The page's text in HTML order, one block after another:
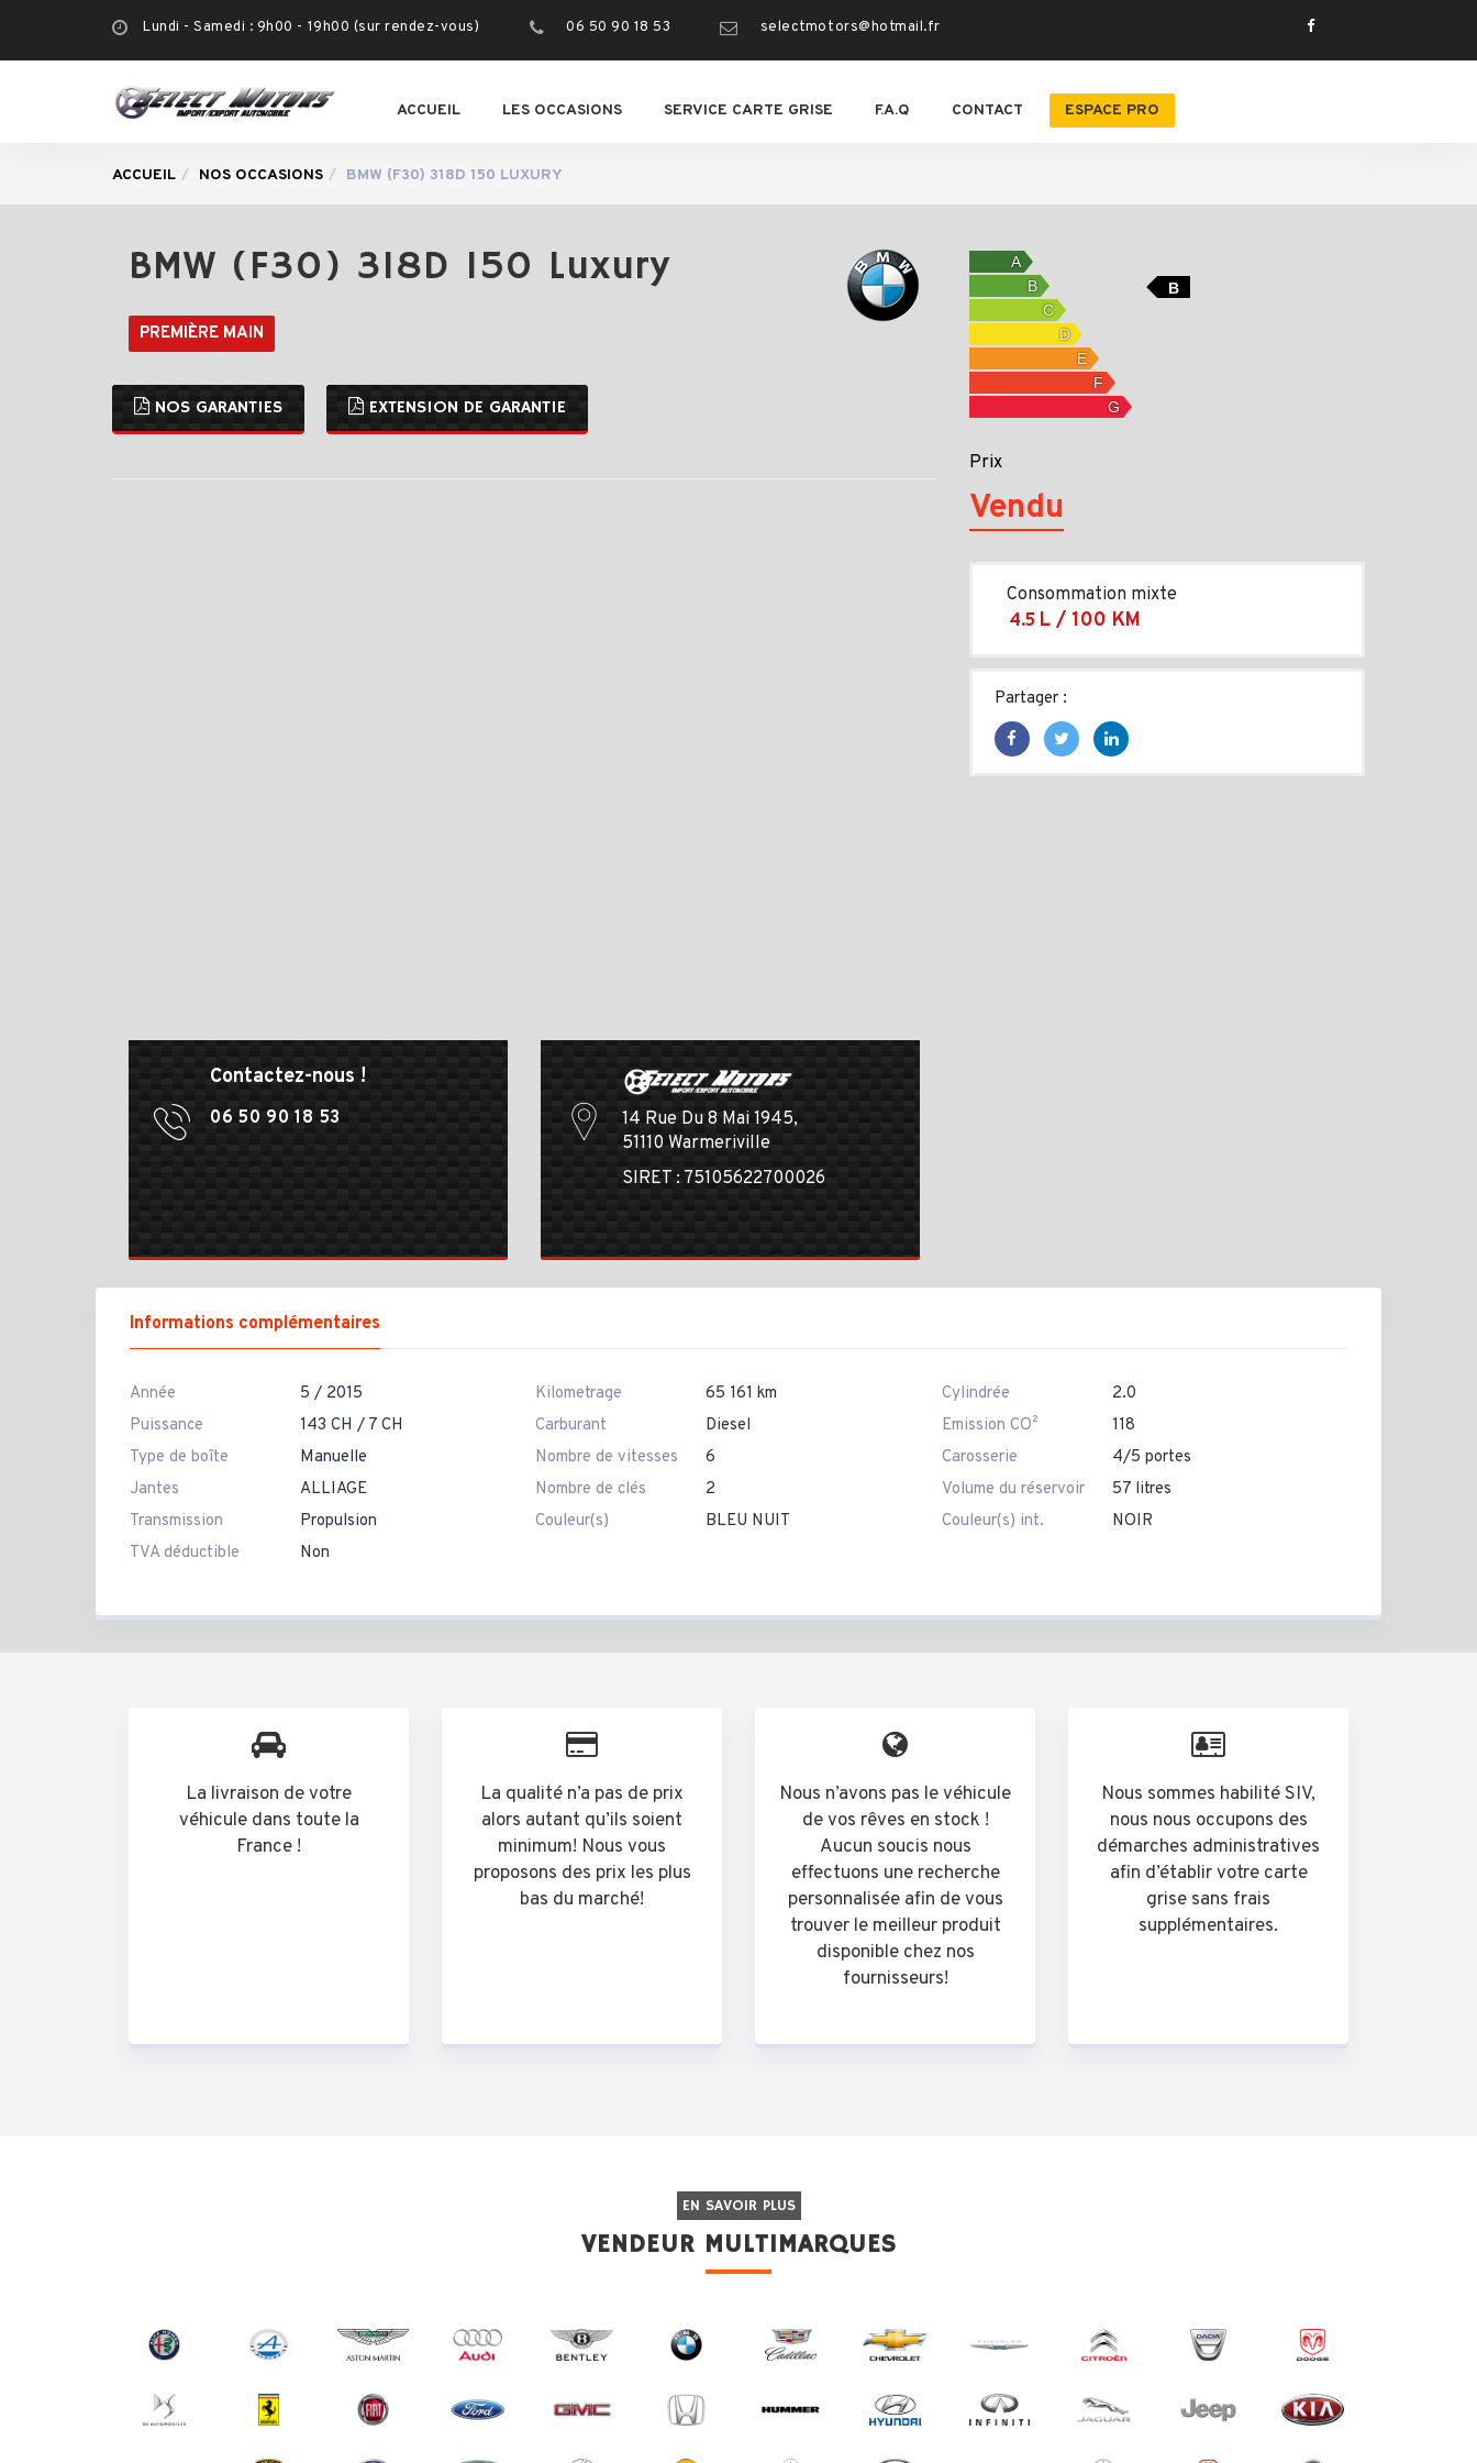
Lundi - Samedi : 9h00 - 19h00 (sur rendez-vous) 06 50 90 18 53 selectmotors@hotmail.fr
ACCUEIL LES OCCASIONS SERVICE CARTE GRISE F.A.Q CONTACT ESPACE PRO
ACCUEIL NOS OCCASIONS BMW (F30) 318D 150 LUXURY
BMW (F30) 318D 150 Luxury
PREMIÈRE MAIN
NOS GARANTIES EXTENSION DE GARANTIE
Contactez-nous !
06 50 90 18 53
14 Rue Du 8 Mai 1945,
51110 Warmeriville
SIRET : 75105622700026
B
Prix
Vendu
Consommation mixte
4.5 L / 100 KM
Partager :
Informations complémentaires
Année 5 / 2015 Kilometrage 65 161 km Cylindrée
2.0
Puissance
143 CH / 7 CH Carburant Diesel Emission CO²
118
Type de boîte
Manuelle Nombre de vitesses 6 Carosserie
4/5 portes
Jantes
ALLIAGE Nombre de clés 2 Volume du réservoir
57 litres
Transmission
Propulsion Couleur(s) BLEU NUIT Couleur(s) int.
NOIR
TVA déductible
Non
La livraison de votre
véhicule dans toute la
France !
La qualité n’a pas de prix
alors autant qu’ils soient
minimum! Nous vous
proposons des prix les plus
bas du marché!
Nous n’avons pas le véhicule
de vos rêves en stock !
Aucun soucis nous
effectuons une recherche
personnalisée afin de vous
trouver le meilleur produit
disponible chez nos
fournisseurs!
Nous sommes habilité SIV,
nous nous occupons des
démarches administratives
afin d’établir votre carte
grise sans frais
supplémentaires.
EN SAVOIR PLUS
VENDEUR MULTIMARQUES